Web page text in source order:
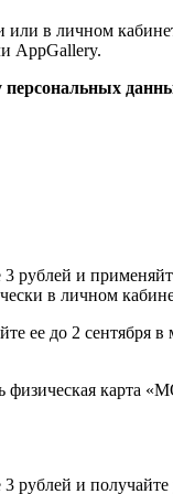
в личном
AppGallery.
персональных
3 рублей и
в личном
ее до 2
карта
и